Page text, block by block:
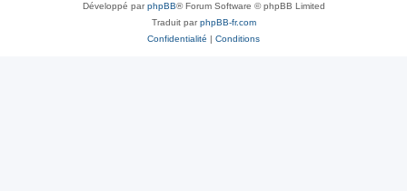
Développé parphpBB® Forum Software © phpBB Limited
Traduit parphpBB-fr.com
Confidentialité | Conditions